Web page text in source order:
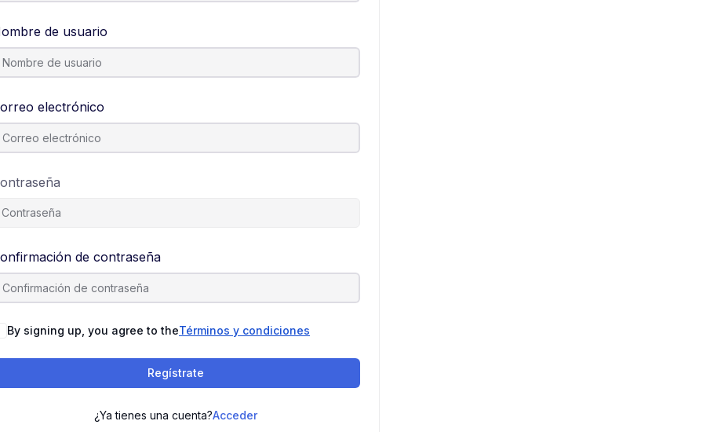
de usuario
electrónico
de contraseña
By signing up, you agree to theTérminos y condiciones
Regístrate
¿Ya tienes una cuenta?Acceder